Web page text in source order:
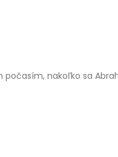
počasím, nakoľko sa